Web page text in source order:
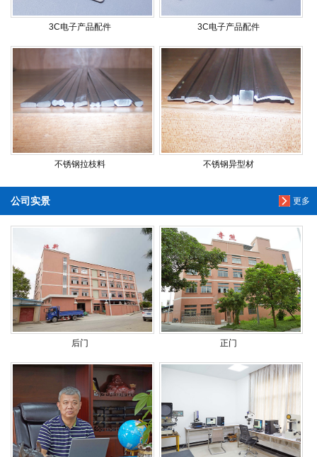
3C电子产品配件 3C电子产品配件
不锈钢拉枝料 不锈钢异型材
更多
公司实景
后门 正门